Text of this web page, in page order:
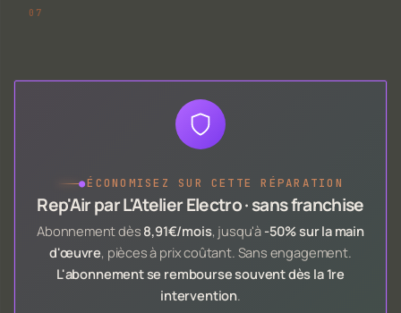
●ÉCONOMISEZ SUR CETTE RÉPARATION
Rep'Air par L'Atelier Electro · sans franchise
Abonnement dès 8,91€/mois, jusqu'à -50% sur la main
d'œuvre, pièces à prix coûtant. Sans engagement.
L'abonnement se rembourse souvent dès la 1re
intervention.